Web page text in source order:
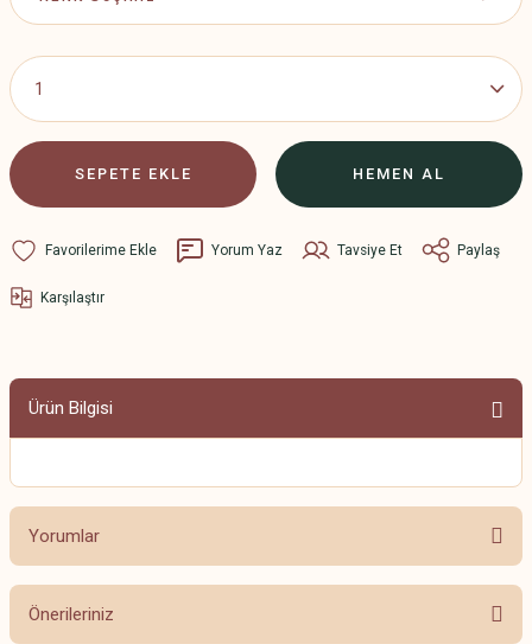
SEPETE EKLE HEMEN AL
Yorum Yaz Tavsiye Et Paylaş
Karşılaştır
Ürün Bilgisi
Yorumlar
Bu ürüne ilk yorumu siz yapın!
Önerileriniz